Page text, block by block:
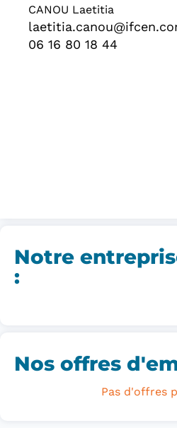
CANOU Laetitia
06 16 80 18 44
Notre
:
Nos offres
Pas d'offres